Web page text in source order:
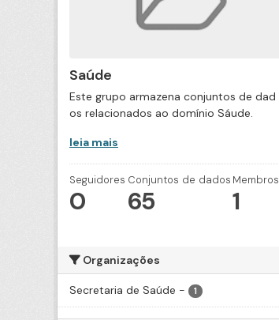
Saúde
Este grupo armazena conjuntos de dad
os relacionados ao domínio Sáude.
leia mais
Seguidores
0
Conjuntos de dados
65
Membros
1
Organizações
Secretaria de Saúde - 1